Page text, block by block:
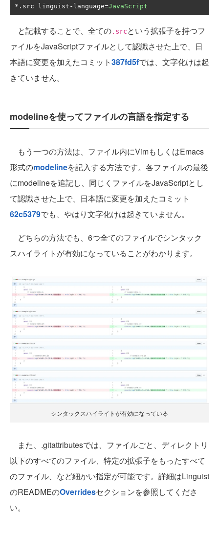
*. src linguist - language=JavaScript
と記載することで、全ての.srcという拡張子を持つフ
ァイルをJavaScriptファイルとして認識させた上で、日
本語に変更を加えたコミット387fd5fでは、文字化けは起
きていません。
modelineを使ってファイルの言語を指定する
もう一つの方法は、ファイル内にVimもしくはEmacs
形式のmodelineを記入する方法です。各ファイルの最後
にmodelineを追記し、同じくファイルをJavaScriptとし
て認識させた上で、日本語に変更を加えたコミット
62c5379でも、やはり文字化けは起きていません。
どちらの方法でも、6つ全てのファイルでシンタック
スハイライトが有効になっていることがわかります。
シンタックスハイライトが有効になっている
また、.gitattributesでは、ファイルごと、ディレクトリ
以下のすべてのファイル、特定の拡張子をもったすべて
のファイル、など細かい指定が可能です。詳細はLinguist
のREADMEのOverridesセクションを参照してくださ
い。